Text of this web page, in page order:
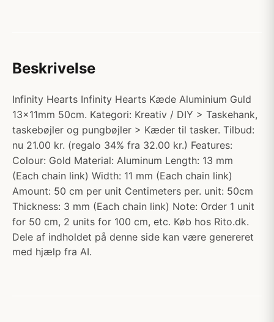
Beskrivelse
Infinity Hearts Infinity Hearts Kæde Aluminium Guld
13x11mm 50cm. Kategori: Kreativ / DIY > Taskehank,
taskebøjler og pungbøjler > Kæder til tasker. Tilbud:
nu 21.00 kr. (regalo 34% fra 32.00 kr.) Features:
Colour: Gold Material: Aluminum Length: 13 mm
(Each chain link) Width: 11 mm (Each chain link)
Amount: 50 cm per unit Centimeters per. unit: 50cm
Thickness: 3 mm (Each chain link) Note: Order 1 unit
for 50 cm, 2 units for 100 cm, etc. Køb hos Rito.dk.
Dele af indholdet på denne side kan være genereret
med hjælp fra AI.